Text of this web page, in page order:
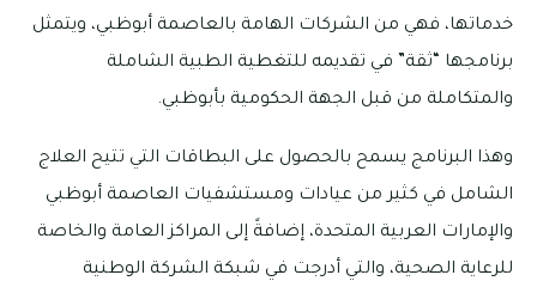
خدماتها، فهي من الشركات الهامة بالعاصمة أبوظبي، ويتمثل
برنامجها “ثقة” في تقديمه للتغطية الطبية الشاملة
والمتكاملة من قبل الجهة الحكومية بأبوظبي.
وهذا البرنامج يسمح بالحصول على البطاقات التي تتيح العلاج
الشامل في كثير من عيادات ومستشفيات العاصمة أبوظبي
والإمارات العربية المتحدة، إضافةً إلى المراكز العامة والخاصة
للرعاية الصحية، والتي أدرجت في شبكة الشركة الوطنية